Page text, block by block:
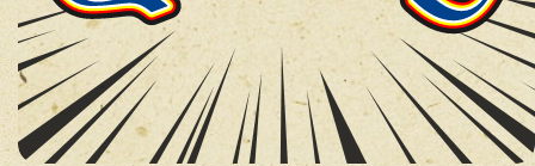
18. Crying In The Chapel
CD 5: Elvis' Gold Records Vol. 5 (1984)
1. Suspicious Minds
2. Kentucky Rain
3. In The Ghetto